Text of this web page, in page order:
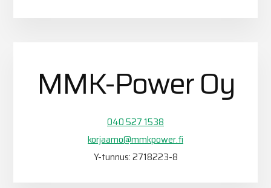
MMK-Power Oy
040 527 1538
korjaamo@mmkpower.fi
Y-tunnus: 2718223-8